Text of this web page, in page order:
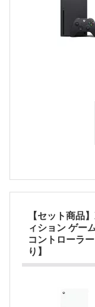
【セット商品
ィション ゲー
コントローラ
り】